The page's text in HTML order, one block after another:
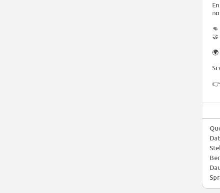
🤝
🌍
Si
👉